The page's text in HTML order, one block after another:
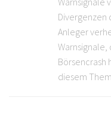
Divergenzen
Anleger
Börsencrash
diesem